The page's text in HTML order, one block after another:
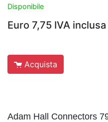
Disponibile
Euro 7,75 IVA inclusa
Acquista
Adam Hall Connectors